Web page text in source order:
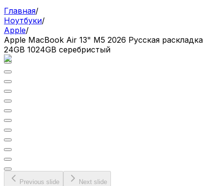
Главная/
Ноутбуки/
Apple/
Apple MacBook Air 13" M5 2026 Русская раскладка
24GB 1024GB серебристый
Previous slide Next slide